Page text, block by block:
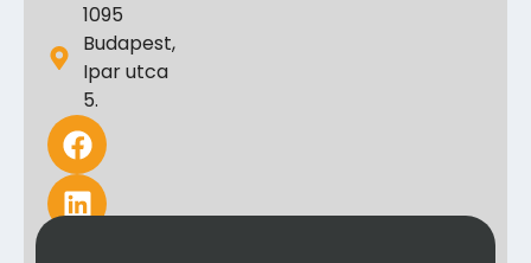
1095
Budapest,
Ipar utca
5.